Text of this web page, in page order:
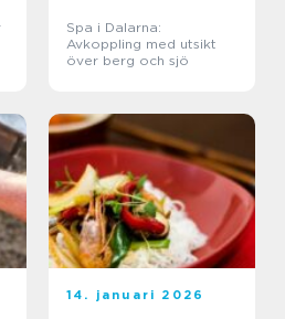
Spa i Dalarna:
Avkoppling med utsikt
över berg och sjö
14. januari 2026